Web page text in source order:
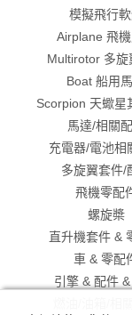
模擬飛行
Airplane 飛
Multirotor 多旋
Boat 船用
Scorpion 天蠍星
馬達/相關
充電器/電池相
多旋翼套件/
飛機零配
螺旋槳
直升機套件 &
車 & 零配
引擎 & 配件